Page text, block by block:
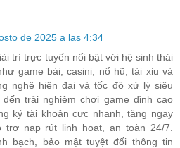
de 2025 a las 4:34
trí trực tuyến nổi bật với hệ sinh thái
game bài, casini, nổ hũ, tài xỉu và
nghệ hiện đại và tốc độ xử lý siêu
trải nghiệm chơi game đỉnh cao
ký tài khoản cực nhanh, tặng ngay
trợ nạp rút linh hoạt, an toàn 24/7.
bạch, bảo mật tuyệt đối thông tin